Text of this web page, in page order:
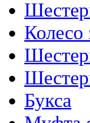
Букса